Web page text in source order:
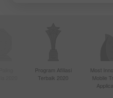
Program Afiliasi
Terbaik 2020
Most
Mobile